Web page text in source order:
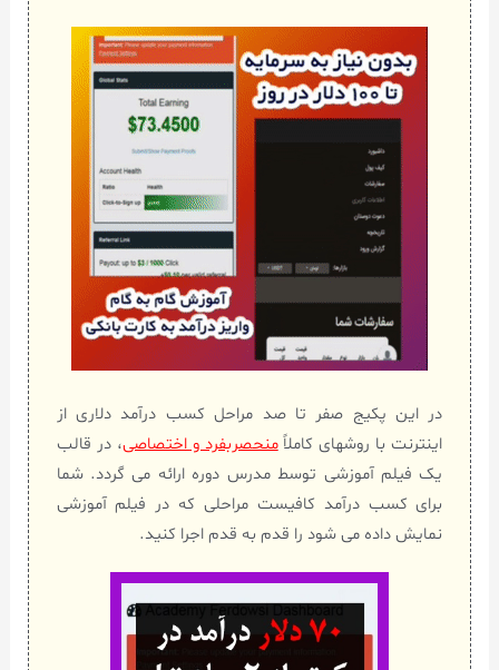
در این پکیج صفر تا صد مراحل کسب درآمد دلاری از
اینترنت با روشهای کاملاًمنحصربفرد و اختصاصی، در قالب
یک فیلم آموزشی توسط مدرس دوره ارائه می گردد. شما
برای کسب درآمد کافیست مراحلی که در فیلم آموزشی
نمایش داده می شود را قدم به قدم اجرا کنید.